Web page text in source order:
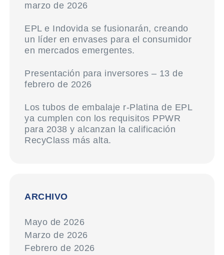
marzo de 2026
EPL e Indovida se fusionarán, creando
un líder en envases para el consumidor
en mercados emergentes.
Presentación para inversores – 13 de
febrero de 2026
Los tubos de embalaje r-Platina de EPL
ya cumplen con los requisitos PPWR
para 2038 y alcanzan la calificación
RecyClass más alta.
ARCHIVO
Mayo de 2026
Marzo de 2026
Febrero de 2026